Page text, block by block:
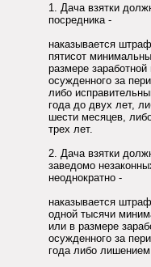
1. Дача взятки
посредника -
наказывается
пятисот
размере
осужденного за
либо
года до двух лет,
шести месяцев,
трех лет.
2. Дача взятки
заведомо
неоднократно -
наказывается
одной тысячи
или в размере
осужденного за
года либо